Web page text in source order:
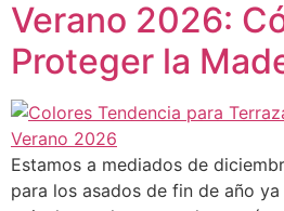
Verano 2026:
Proteger la
Estamos a mediados de
para los asados de fin de año